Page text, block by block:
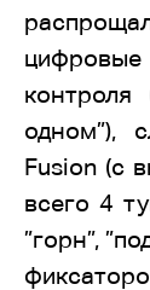
одном”),
Fusion (с
всего 4
”горн”,